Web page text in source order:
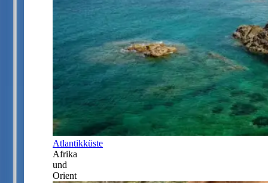
Atlantikküste
Afrika
und
Orient